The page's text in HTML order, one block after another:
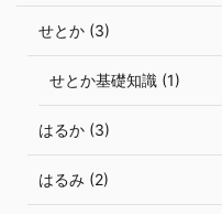
せとか (3)
せとか基礎知識 (1)
はるか (3)
はるみ (2)